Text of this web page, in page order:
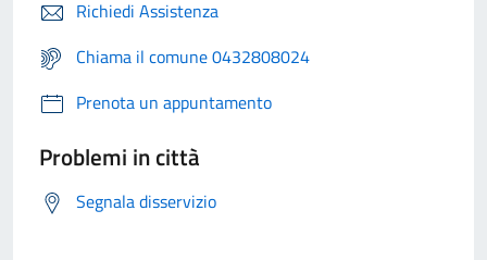
Richiedi Assistenza
Chiama il comune 0432808024
Prenota un appuntamento
Problemi in città
Segnala disservizio